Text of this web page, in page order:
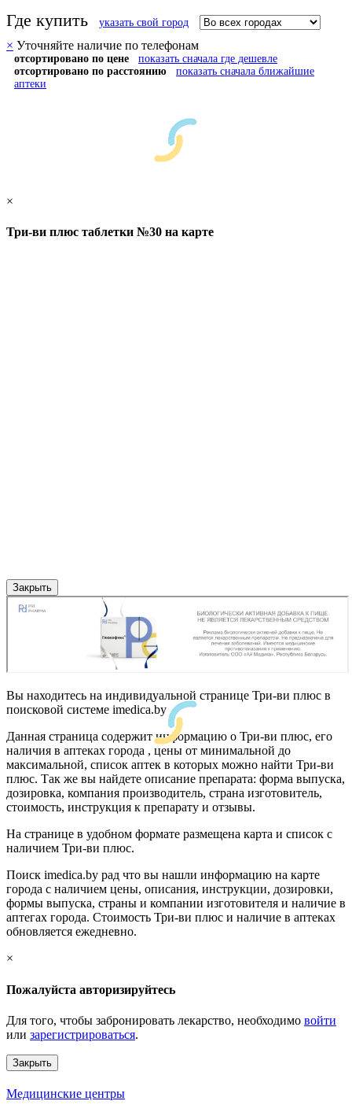
Где купить указать свой город
× Уточняйте наличие по телефонам
отсортировано по цене
показать сначала где дешевле
отсортировано по расстоянию
показать сначала ближайшие
аптеки
×
Три-ви плюс таблетки №30 на карте
Закрыть
Вы находитесь на индивидуальной странице Три-ви плюс в
поисковой системе imedica.by
Данная страница содержит информацию о Три-ви плюс, его
наличия в аптеках города , цены от минимальной до
максимальной, список аптек в которых можно найти Три-ви
плюс. Так же вы найдете описание препарата: форма выпуска,
дозировка, компания производитель, страна изготовитель,
стоимость, инструкция к препарату и отзывы.
На странице в удобном формате размещена карта и список с
наличием Три-ви плюс.
Поиск imedica.by рад что вы нашли информацию на карте
города с наличием цены, описания, инструкции, дозировки,
формы выпуска, страны и компании изготовителя и наличие в
аптегах города. Стоимость Три-ви плюс и наличие в аптеках
обновляется ежедневно.
×
Пожалуйста авторизируйтесь
Для того, чтобы забронировать лекарство, необходимо войти
или зарегистрироваться.
Закрыть
Медицинские центры